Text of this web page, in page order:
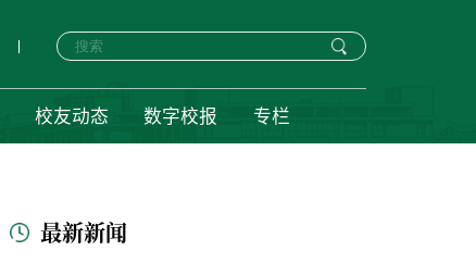
校友动态 数字校报 专栏
最新新闻